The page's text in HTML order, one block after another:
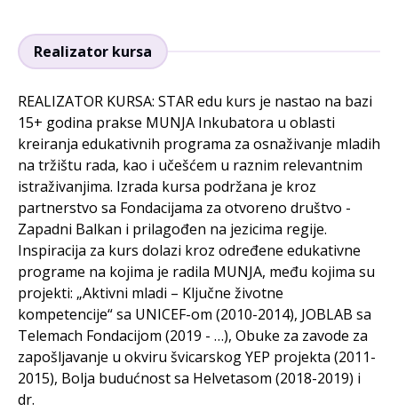
Realizator kursa
REALIZATOR KURSA: STAR edu kurs je nastao na bazi
15+ godina prakse MUNJA Inkubatora u oblasti
kreiranja edukativnih programa za osnaživanje mladih
na tržištu rada, kao i učešćem u raznim relevantnim
istraživanjima. Izrada kursa podržana je kroz
partnerstvo sa Fondacijama za otvoreno društvo -
Zapadni Balkan i prilagođen na jezicima regije.
Inspiracija za kurs dolazi kroz određene edukativne
programe na kojima je radila MUNJA, među kojima su
projekti: „Aktivni mladi – Ključne životne
kompetencije“ sa UNICEF-om (2010-2014), JOBLAB sa
Telemach Fondacijom (2019 - …), Obuke za zavode za
zapošljavanje u okviru švicarskog YEP projekta (2011-
2015), Bolja budućnost sa Helvetasom (2018-2019) i
dr.